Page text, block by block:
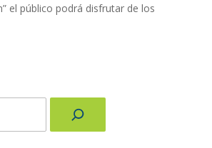
el público podrá disfrutar de los